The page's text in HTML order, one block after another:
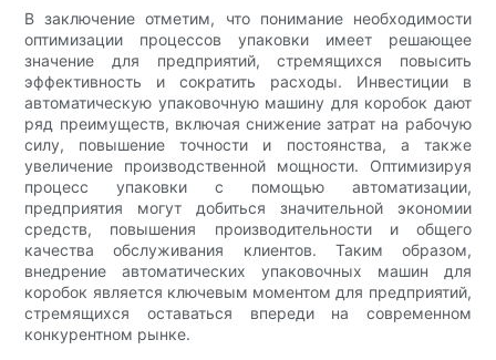
В заключение отметим, что понимание необходимости
оптимизации процессов упаковки имеет решающее
значение для предприятий, стремящихся повысить
эффективность и сократить расходы. Инвестиции в
автоматическую упаковочную машину для коробок дают
ряд преимуществ, включая снижение затрат на рабочую
силу, повышение точности и постоянства, а также
увеличение производственной мощности. Оптимизируя
процесс упаковки с помощью автоматизации,
предприятия могут добиться значительной экономии
средств, повышения производительности и общего
качества обслуживания клиентов. Таким образом,
внедрение автоматических упаковочных машин для
коробок является ключевым моментом для предприятий,
стремящихся оставаться впереди на современном
конкурентном рынке.